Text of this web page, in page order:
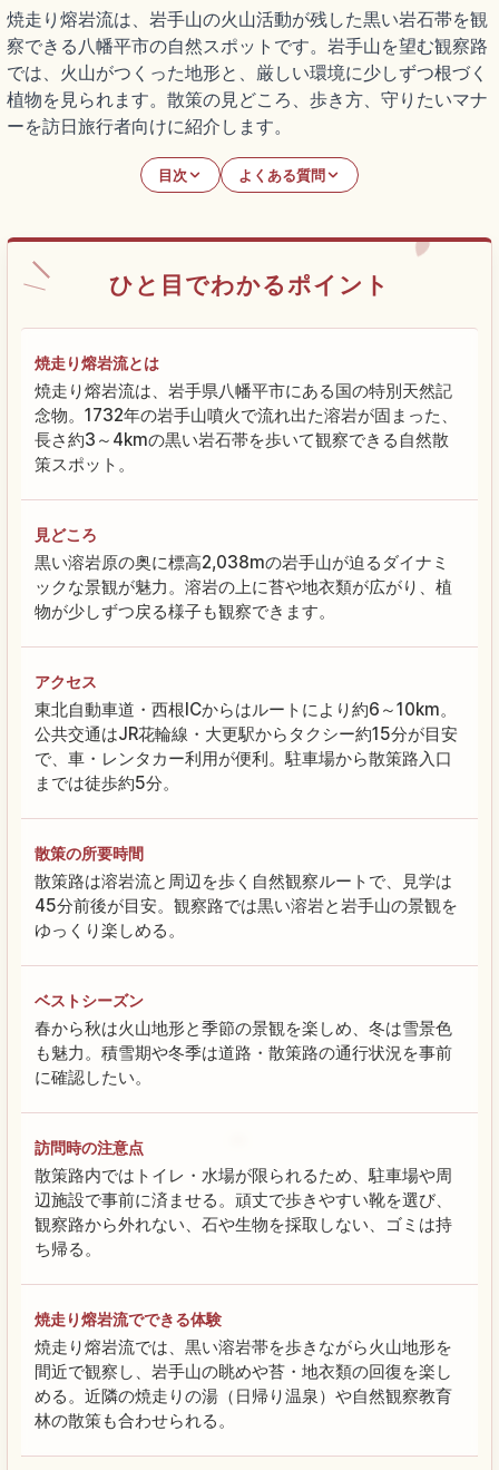
焼走り熔岩流は、岩手山の火山活動が残した黒い岩石帯を観
察できる八幡平市の自然スポットです。岩手山を望む観察路
では、火山がつくった地形と、厳しい環境に少しずつ根づく
植物を見られます。散策の見どころ、歩き方、守りたいマナ
ーを訪日旅行者向けに紹介します。
目次 よくある質問
ひと目でわかるポイント
焼走り熔岩流とは
焼走り熔岩流は、岩手県八幡平市にある国の特別天然記
念物。1732年の岩手山噴火で流れ出た溶岩が固まった、
長さ約3～4kmの黒い岩石帯を歩いて観察できる自然散
策スポット。
見どころ
黒い溶岩原の奥に標高2,038mの岩手山が迫るダイナミ
ックな景観が魅力。溶岩の上に苔や地衣類が広がり、植
物が少しずつ戻る様子も観察できます。
アクセス
東北自動車道・西根ICからはルートにより約6～10km。
公共交通はJR花輪線・大更駅からタクシー約15分が目安
で、車・レンタカー利用が便利。駐車場から散策路入口
までは徒歩約5分。
散策の所要時間
散策路は溶岩流と周辺を歩く自然観察ルートで、見学は
45分前後が目安。観察路では黒い溶岩と岩手山の景観を
ゆっくり楽しめる。
ベストシーズン
春から秋は火山地形と季節の景観を楽しめ、冬は雪景色
も魅力。積雪期や冬季は道路・散策路の通行状況を事前
に確認したい。
訪問時の注意点
散策路内ではトイレ・水場が限られるため、駐車場や周
辺施設で事前に済ませる。頑丈で歩きやすい靴を選び、
観察路から外れない、石や生物を採取しない、ゴミは持
ち帰る。
焼走り熔岩流でできる体験
焼走り熔岩流では、黒い溶岩帯を歩きながら火山地形を
間近で観察し、岩手山の眺めや苔・地衣類の回復を楽し
める。近隣の焼走りの湯（日帰り温泉）や自然観察教育
林の散策も合わせられる。